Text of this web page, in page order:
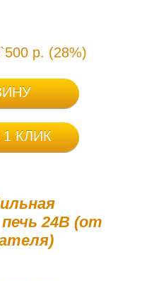
24В (от
р. (28%)
КЛИК